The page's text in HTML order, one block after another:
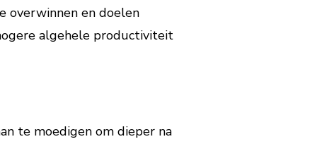
overwinnen en doelen
algehele productiviteit
te moedigen om dieper na